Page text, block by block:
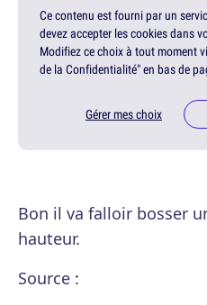
Ce contenu est fourni par un
devez accepter les cookies dans
Modifiez ce choix à tout moment
de la Confidentialité" en bas de
Gérer mes choix
Bon il va falloir bosser
hauteur.
Source :